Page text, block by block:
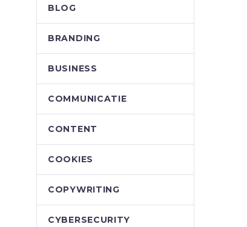
BLOG
BRANDING
BUSINESS
COMMUNICATIE
CONTENT
COOKIES
COPYWRITING
CYBERSECURITY